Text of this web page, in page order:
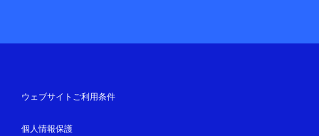
ウェブサイトご利用条件
個人情報保護